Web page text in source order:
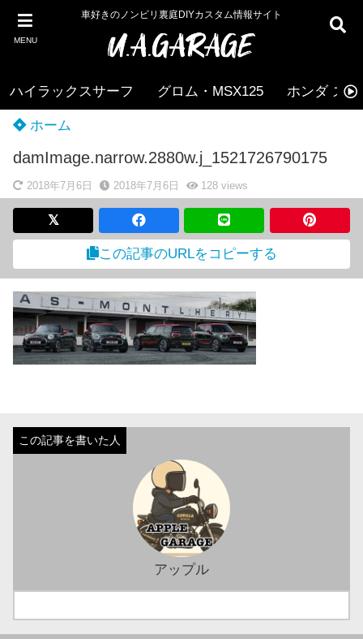
MENU
車好きのノンビリ裏庭DIYカスタム情報サイト
ハイラックスサーフ グロム・MSX125 ホンダ ズー
ホーム
damImage.narrow.2880w.j_1521726790175
2018年7月6日 2018年7月6日 128views
この記事のURLをコピーする
アップル